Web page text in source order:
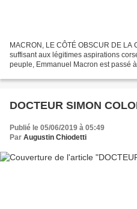
MACRON, LE CÔTÉ OBSCUR DE
suffisant aux légitimes aspirations
peuple, Emmanuel Macron est passé
DOCTEUR SIMON
Publié le 05/06/2019 à 05:49
Par Augustin Chiodetti